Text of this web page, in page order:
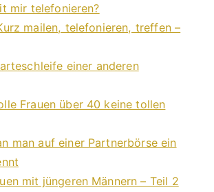
mir telefonieren?
mailen, telefonieren, treffen –
einer anderen
Frauen über 40 keine tollen
man auf einer Partnerbörse ein
mit jüngeren Männern – Teil 2